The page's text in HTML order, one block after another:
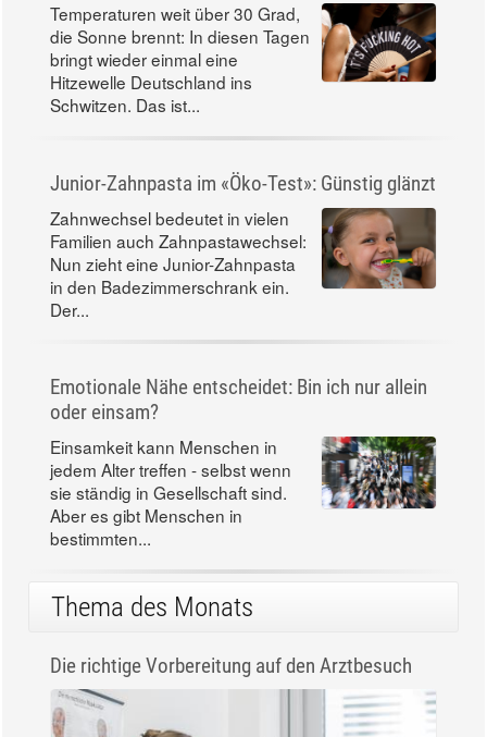
Temperaturen weit über 30 Grad,
die Sonne brennt: In diesen Tagen
bringt wieder einmal eine
Hitzewelle Deutschland ins
Schwitzen. Das ist...
Junior-Zahnpasta im «Öko-Test»: Günstig glänzt
Zahnwechsel bedeutet in vielen
Familien auch Zahnpastawechsel:
Nun zieht eine Junior-Zahnpasta
in den Badezimmerschrank ein.
Der...
Emotionale Nähe entscheidet: Bin ich nur allein
oder einsam?
Einsamkeit kann Menschen in
jedem Alter treffen - selbst wenn
sie ständig in Gesellschaft sind.
Aber es gibt Menschen in
bestimmten...
Thema des Monats
Die richtige Vorbereitung auf den Arztbesuch